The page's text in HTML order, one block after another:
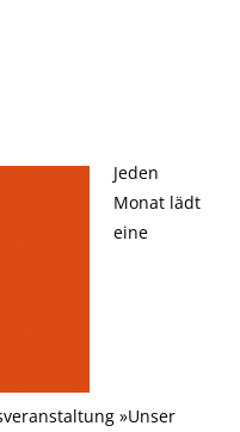
Jeden
Monat lädt
eine
»Unser